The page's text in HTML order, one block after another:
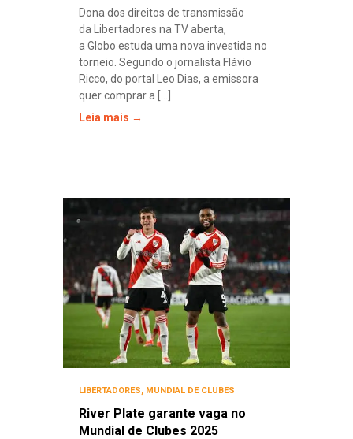
Dona dos direitos de transmissão
da Libertadores na TV aberta,
a Globo estuda uma nova investida no
torneio. Segundo o jornalista Flávio
Ricco, do portal Leo Dias, a emissora
quer comprar a [...]
Leia mais →
LIBERTADORES, MUNDIAL DE CLUBES
River Plate garante vaga no
Mundial de Clubes 2025